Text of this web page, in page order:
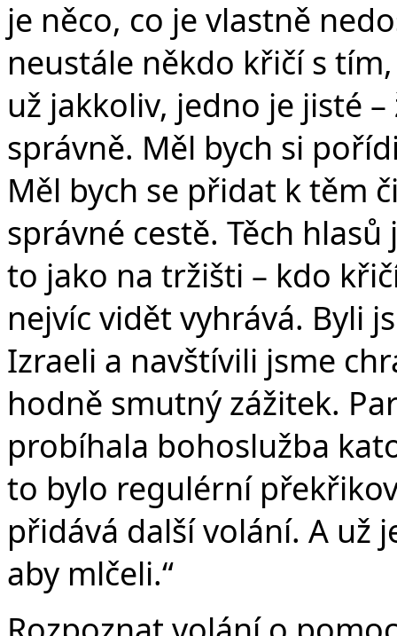
je něco, co je vlastně
neustále někdo křičí s
už jakkoliv, jedno je jisté
správně. Měl bych si
Měl bych se přidat k těm
správné cestě. Těch
to jako na tržišti – kdo
nejvíc vidět vyhrává. Byli
Izraeli a navštívili jsme
hodně smutný zážitek.
probíhala bohoslužba
to bylo regulérní
přidává další volání. A už
aby mlčeli.“